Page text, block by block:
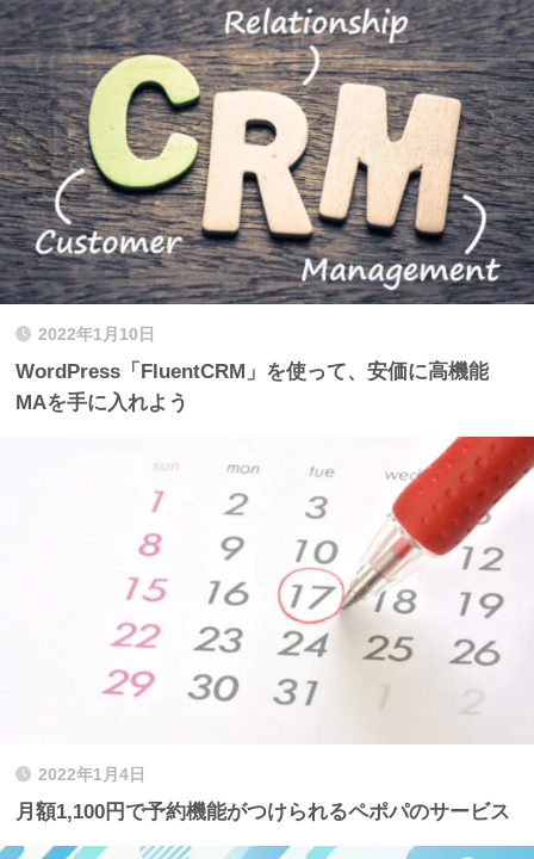
2022年1月10日
WordPress「FluentCRM」を使って、安価に高機能
MAを手に入れよう
2022年1月4日
月額1,100円で予約機能がつけられるペポパのサービス